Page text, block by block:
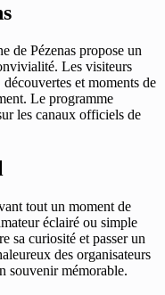
de Pézenas propose un
Les visiteurs
et moments de
Le programme
les canaux officiels de
tout un moment de
éclairé ou simple
sa curiosité et passer un
des organisateurs
souvenir mémorable.